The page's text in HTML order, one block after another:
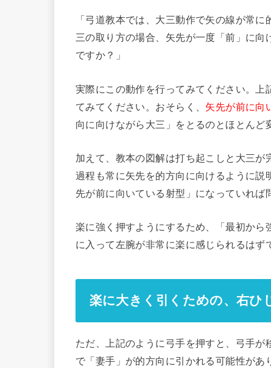
「弓道教本では、大三動作で矢の線が常
三の取り方の場合、矢先が一度「前」に
ですか？」
実際にこの動作を行ってみてください。
てみてください。おそらく、 矢先が前に向
向に向けながら大三」をとるのとほとんど
加えて、教本の図解は打ち起こしと大三
過程も常に矢先を的方向に向けるように
先が前に向いている射型」になっていれば
楽に強く押すようにするため、「最初か
に入って左腕が非常に楽に感じられるはず
楽に大きく引くための、右ひ
ただ、上記のように弓手を押すと、弓手
で「妻手」が的方向に引かれる可能性があ